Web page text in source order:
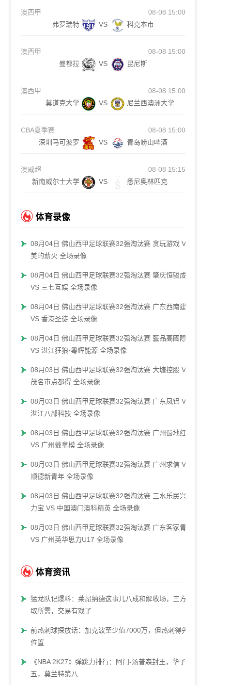
澳西甲
08-08 15:00
弗罗瑞特
VS 科克本市
澳西甲
08-08 15:00
曼都拉
VS 昆尼斯
澳西甲
08-08 15:00
莫道克大学
VS 尼兰西澳洲大学
CBA夏季赛
08-08 15:00
深圳马可波罗
VS 青岛崂山啤酒
澳威超
08-08 15:15
新南威尔士大学
VS 悉尼奥林匹克
体育录像
08月04日 佛山西甲足球联赛32强淘汰赛 贪玩游戏 VS
美的薪火 全场录像
08月04日 佛山西甲足球联赛32强淘汰赛 肇庆恒骏成
VS 三七互娱 全场录像
08月04日 佛山西甲足球联赛32强淘汰赛 广东西南建设
VS 香港圣徒 全场录像
08月04日 佛山西甲足球联赛32强淘汰赛 藝品高國際
VS 湛江狂狼·粵辉能源 全场录像
08月03日 佛山西甲足球联赛32强淘汰赛 大塘控股 VS
茂名市点都得 全场录像
08月03日 佛山西甲足球联赛32强淘汰赛 广东凤铝 VS
湛江八部科技 全场录像
08月03日 佛山西甲足球联赛32强淘汰赛 广州蜀地红
VS 广州戴拿模 全场录像
08月03日 佛山西甲足球联赛32强淘汰赛 广州求信 VS
顺德新青年 全场录像
08月03日 佛山西甲足球联赛32强淘汰赛 三水乐民兴健
力宝 VS 中国澳门澳科精英 全场录像
08月03日 佛山西甲足球联赛32强淘汰赛 广东客家青年
VS 广州英华思力U17 全场录像
体育资讯
猛龙队记爆料：莱昂纳德这事儿八成和解收场，三方各
取所需，交易有戏了
前热刺球探放话：加克波至少值7000万，但热刺得先腾
位置
《NBA 2K27》弹跳力排行：阿门-汤普森封王，华子第
五，莫兰特第八